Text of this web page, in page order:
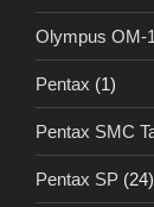
Olympus OM-
Pentax (1)
Pentax SMC
Pentax SP (24)